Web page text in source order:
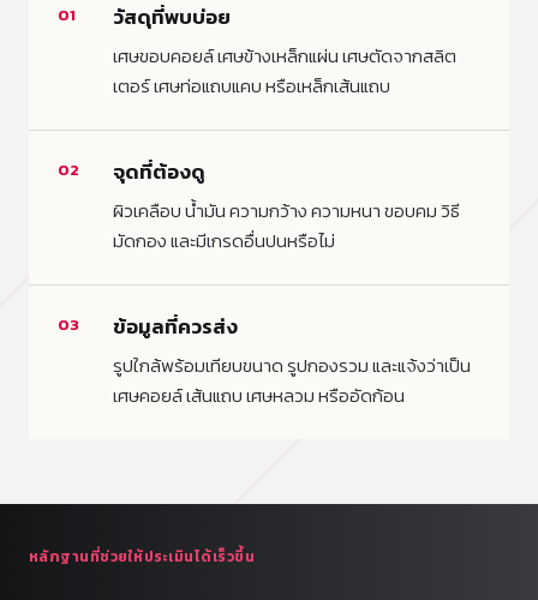
01 วัสดุที่พบบ่อย
เศษขอบคอยล์ เศษข้างเหล็กแผ่น เศษตัดจากสลิต
เตอร์ เศษท่อแถบแคบ หรือเหล็กเส้นแถบ
02 จุดที่ต้องดู
ผิวเคลือบ น้ำมัน ความกว้าง ความหนา ขอบคม วิธี
มัดกอง และมีเกรดอื่นปนหรือไม่
03 ข้อมูลที่ควรส่ง
รูปใกล้พร้อมเทียบขนาด รูปกองรวม และแจ้งว่าเป็น
เศษคอยล์ เส้นแถบ เศษหลวม หรืออัดก้อน
หลักฐานที่ช่วยให้ประเมินได้เร็วขึ้น